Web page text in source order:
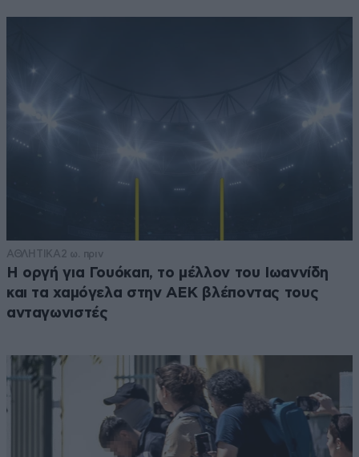
ΑΘΛΗΤΙΚΑ 2 ω. πριν
Η οργή για Γουόκαπ, το μέλλον του Ιωαννίδη
και τα χαμόγελα στην ΑΕΚ βλέποντας τους
ανταγωνιστές